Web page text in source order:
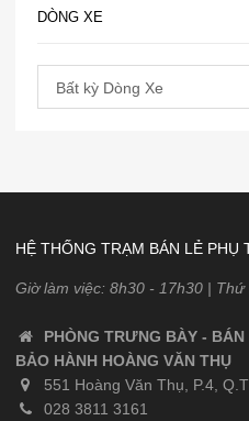
DÒNG XE
HỆ THỐNG TRẠM BÁN LẺ PHỤ
Giờ làm việc: 8h30 - 17h30 | Thứ
PHÒNG TRƯNG BÀY -
BẢO HÀNH HOÀNG VĂN THỤ
551 Hoàng Văn Thụ, P.4,
028 3811 3161